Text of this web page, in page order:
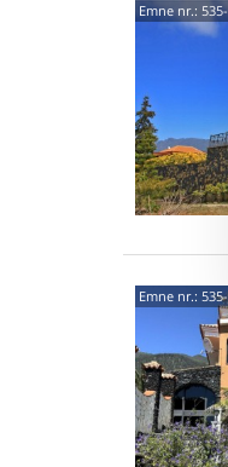
Emne nr.:
Emne nr.: